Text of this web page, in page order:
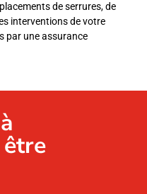
de serrures, de
interventions de votre
par une assurance